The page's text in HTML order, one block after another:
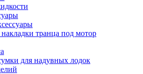
транца под мотор
для надувных лодок